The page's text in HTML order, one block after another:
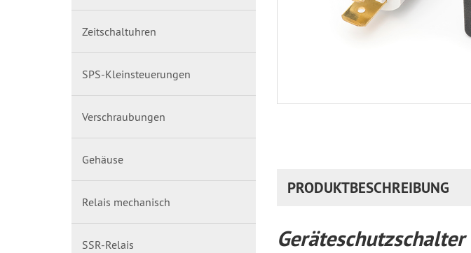
PRODUKTBESCHREIBUNG
Zeitschaltuhren
SPS-Kleinsteuerungen
Verschraubungen
Gehäuse
Relais mechanisch
SSR-Relais